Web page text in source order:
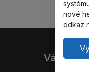
Váš
nové
odkaz